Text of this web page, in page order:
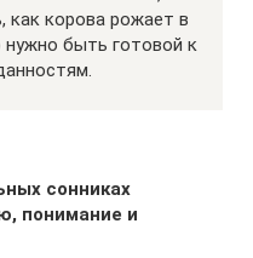
как корова рожает в
нужно быть готовой к
сонниках
понимание и